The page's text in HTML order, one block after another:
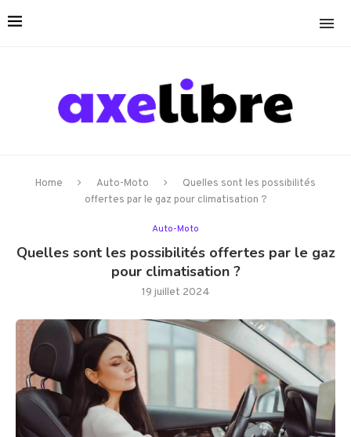
Home Auto-Moto
Quelles sont les possibilités
offertes par le gaz pour climatisation ?
Auto-Moto
Quelles sont les possibilités offertes par le gaz
pour climatisation ?
19 juillet 2024